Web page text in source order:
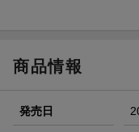
商品情報
発売日